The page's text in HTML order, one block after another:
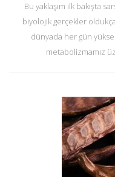
Bu yaklaşım ilk bakışta
biyolojik gerçekler
dünyada her gün
metabolizmamız